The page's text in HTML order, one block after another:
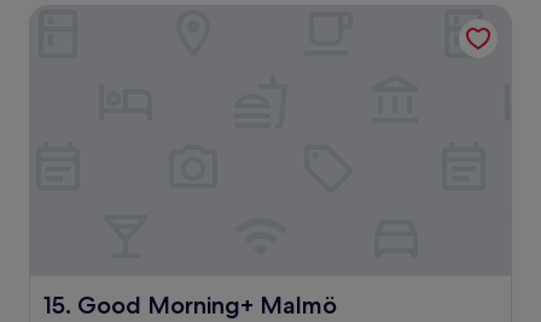
15. Good Morning+ Malmö
Good Morning+ Malmö